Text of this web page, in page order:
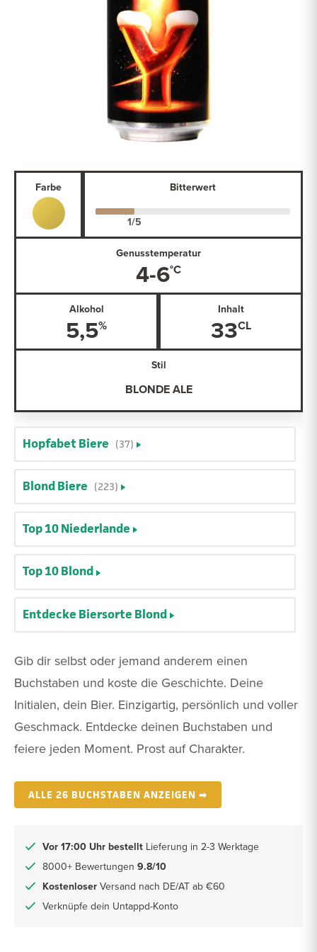
Gib dir selbst oder jemand anderem einen
Buchstaben und koste die Geschichte. Deine
Initialen, dein Bier. Einzigartig, persönlich und voller
Geschmack. Entdecke deinen Buchstaben und
feiere jeden Moment. Prost auf Charakter.
ALLE 26 BUCHSTABEN ANZEIGEN ➡
Vor 17:00 Uhr bestellt Lieferung in 2-3 Werktage
8000+ Bewertungen 9.8/10
Kostenloser Versand nach DE/AT ab €60
Verknüpfe dein Untappd-Konto
Farbe Bitterwert
Genusstemperatur
4-6
Alkohol
5,5
Inhalt
33
Stil
BLONDE ALE
Hopfabet Biere (37)
Blond Biere (223)
Top 10 Niederlande
Top 10 Blond
Entdecke Biersorte Blond